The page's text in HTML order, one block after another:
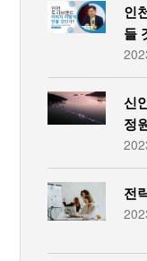
인
들
신
정
전